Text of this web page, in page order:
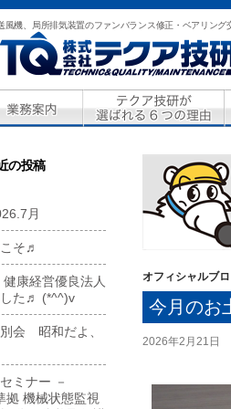
風機、局所排気装置のファンバランス修正・ベアリング
オフィシャルブ
今月のお
2026年2月21日
の投稿
月
そ♬
康経営優良法人
した♬ (*^^)v
会 昭和だよ、
ミナー －
拠 機械状態監視